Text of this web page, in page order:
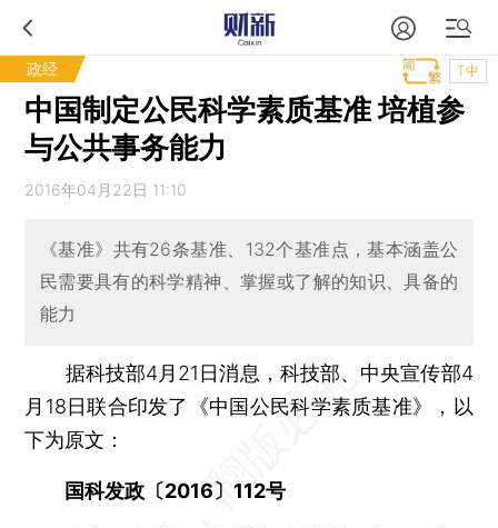
政经 T中
中国制定公民科学素质基准 培植参
与公共事务能力
2016年04月22日 11:10
《基准》共有26条基准、132个基准点，基本涵盖公
民需要具有的科学精神、掌握或了解的知识、具备的
能力
据科技部4月21日消息，科技部、中央宣传部4
月18日联合印发了《中国公民科学素质基准》，以
下为原文：
国科发政〔2016〕112号